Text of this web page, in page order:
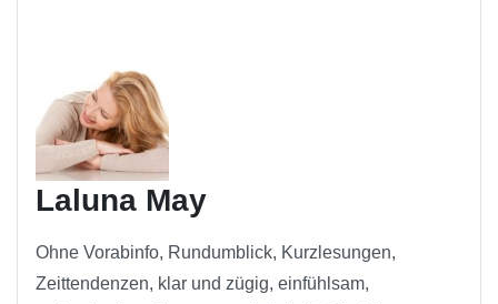
Laluna May
Ohne Vorabinfo, Rundumblick, Kurzlesungen,
Zeittendenzen, klar und zügig, einfühlsam,